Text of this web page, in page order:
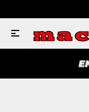
